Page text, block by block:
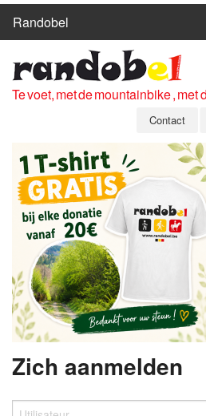
Randobel
ROUTES
CLUBS
OVER
LEDEN
ZICH AANMELDEN
GRATIS REGISTRATIE
WACHTWOORD VERGETEN
Te voet, met de mountainbike , met
Contact
Zich aanmelden